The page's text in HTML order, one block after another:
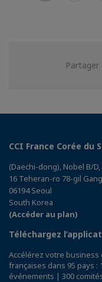
CCI France Corée du
(Daechi-dong), Nobel B/
16 Teheran-ro 78-gil
06194 Seoul
South Korea
(Accéder au plan)
Téléchargez
Accélérez votre
françaises dans 95 pays
événements | 300